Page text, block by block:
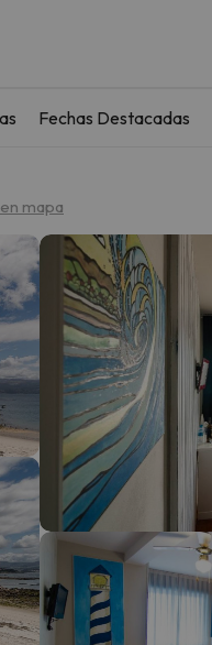
Fechas Destacadas
mapa